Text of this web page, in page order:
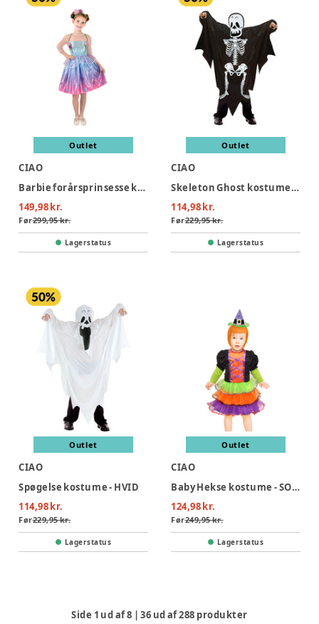
Outlet
CIAO
Barbie forårsprinsesse kostume - MULTI
149,98 kr.
Før299,95 kr.
Lagerstatus
Outlet
CIAO
Skeleton Ghost kostume - SORT
114,98 kr.
Før229,95 kr.
Lagerstatus
Outlet
CIAO
Spøgelse kostume - HVID
114,98 kr.
Før229,95 kr.
Lagerstatus
Outlet
CIAO
Baby Hekse kostume - SORT
124,98 kr.
Før249,95 kr.
Lagerstatus
Side 1 ud af8 |36 ud af288 produkter